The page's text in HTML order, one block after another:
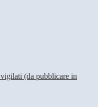
(da pubblicare in